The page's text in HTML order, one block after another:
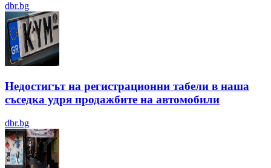
dbr.bg
Недостигът на регистрационни табели в наша
съседка удря продажбите на автомобили
dbr.bg